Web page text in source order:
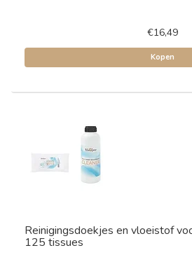
€16,49
Kopen
Reinigingsdoekjes en vloeistof
125 tissues